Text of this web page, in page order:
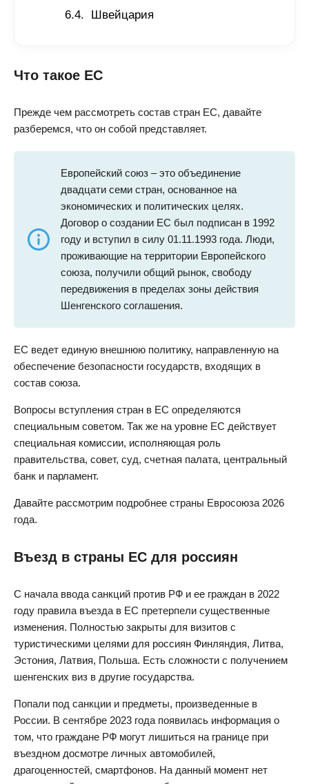
Швейцария
Что такое ЕС
Прежде чем рассмотреть состав стран ЕС, давайте
разберемся, что он собой представляет.
Европейский союз – это объединение
двадцати семи стран, основанное на
экономических и политических целях.
Договор о создании ЕС был подписан в 1992
году и вступил в силу 01.11.1993 года. Люди,
проживающие на территории Европейского
союза, получили общий рынок, свободу
передвижения в пределах зоны действия
Шенгенского соглашения.
ЕС ведет единую внешнюю политику, направленную на
обеспечение безопасности государств, входящих в
состав союза.
Вопросы вступления стран в ЕС определяются
специальным советом. Так же на уровне ЕС действует
специальная комиссии, исполняющая роль
правительства, совет, суд, счетная палата, центральный
банк и парламент.
Давайте рассмотрим подробнее страны Евросоюза 2026
года.
Въезд в страны ЕС для россиян
С начала ввода санкций против РФ и ее граждан в 2022
году правила въезда в ЕС претерпели существенные
изменения. Полностью закрыты для визитов с
туристическими целями для россиян Финляндия, Литва,
Эстония, Латвия, Польша. Есть сложности с получением
шенгенских виз в другие государства.
Попали под санкции и предметы, произведенные в
России. В сентябре 2023 года появилась информация о
том, что граждане РФ могут лишиться на границе при
въездном досмотре личных автомобилей,
драгоценностей, смартфонов. На данный момент нет